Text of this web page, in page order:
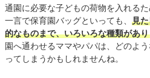
通園に必要な子どもの荷物を入れる
一言で保育園バッグといっても、 見
的なものまで、いろいろな種類があ
園へ通わせるママやパパは、どのよ
ってしまうかもしれませんね。